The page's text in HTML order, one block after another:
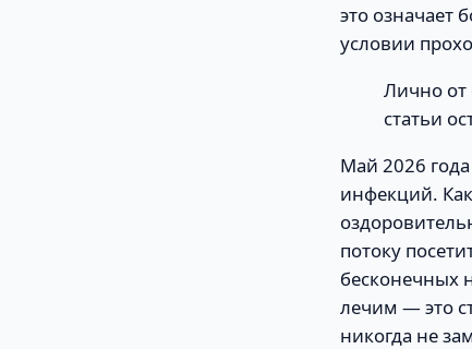
это означает
условии
Лично от
статьи
Май 2026
инфекций.
потоку
бесконечных
лечим — это
никогда не